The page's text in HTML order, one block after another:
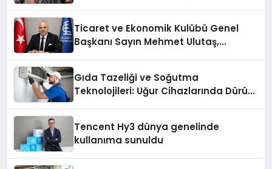
Ticaret ve Ekonomik Kulübü Genel
Başkanı Sayın Mehmet Ulutaş,
Gıda Tazeliği ve Soğutma
Teknolojileri: Uğur Cihazlarında Dürüst
Tencent Hy3 dünya genelinde
kullanıma sunuldu